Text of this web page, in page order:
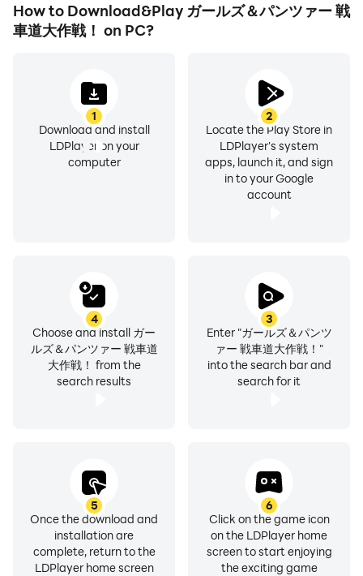
How to Download&Play ガールズ＆パンツァー 戦
車道大作戦！ on PC?
1
Download and install
LDPlayer on your
computer
2
Locate the Play Store in
LDPlayer's system
apps, launch it, and sign
in to your Google
account
3
Enter "ガールズ＆パンツ
ァー 戦車道大作戦！"
into the search bar and
search for it
4
Choose and install ガー
ルズ＆パンツァー 戦車道
大作戦！ from the
search results
5
Once the download and
installation are
complete, return to the
LDPlayer home screen
6
Click on the game icon
on the LDPlayer home
screen to start enjoying
the exciting game